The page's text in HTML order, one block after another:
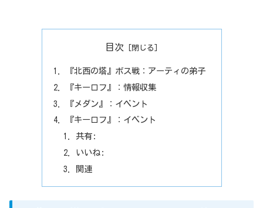
目次
『北西の塔』ボス戦：アーティの弟子
『キーロフ』：情報収集
『メダン』：イベント
『キーロフ』：イベント
共有:
いいね:
関連